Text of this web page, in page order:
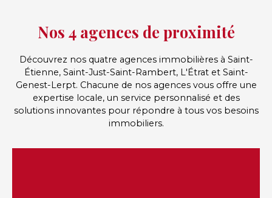
Nos 4 agences de proximité
Découvrez nos quatre agences immobilières à Saint-
Étienne, Saint-Just-Saint-Rambert, L'Étrat et Saint-
Genest-Lerpt. Chacune de nos agences vous offre une
expertise locale, un service personnalisé et des
solutions innovantes pour répondre à tous vos besoins
immobiliers.